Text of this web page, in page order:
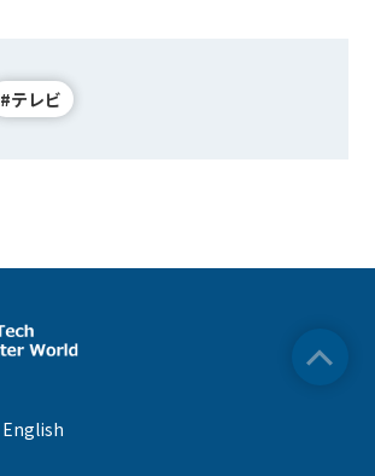
#テレビ
English